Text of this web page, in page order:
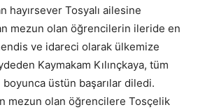
hayırsever Tosyalı ailesine
mezun olan öğrencilerin ileride en
ve idareci olarak ülkemize
Kaymakam Kılınçkaya, tüm
üstün başarılar diledi.
mezun olan öğrencilere Tosçelik